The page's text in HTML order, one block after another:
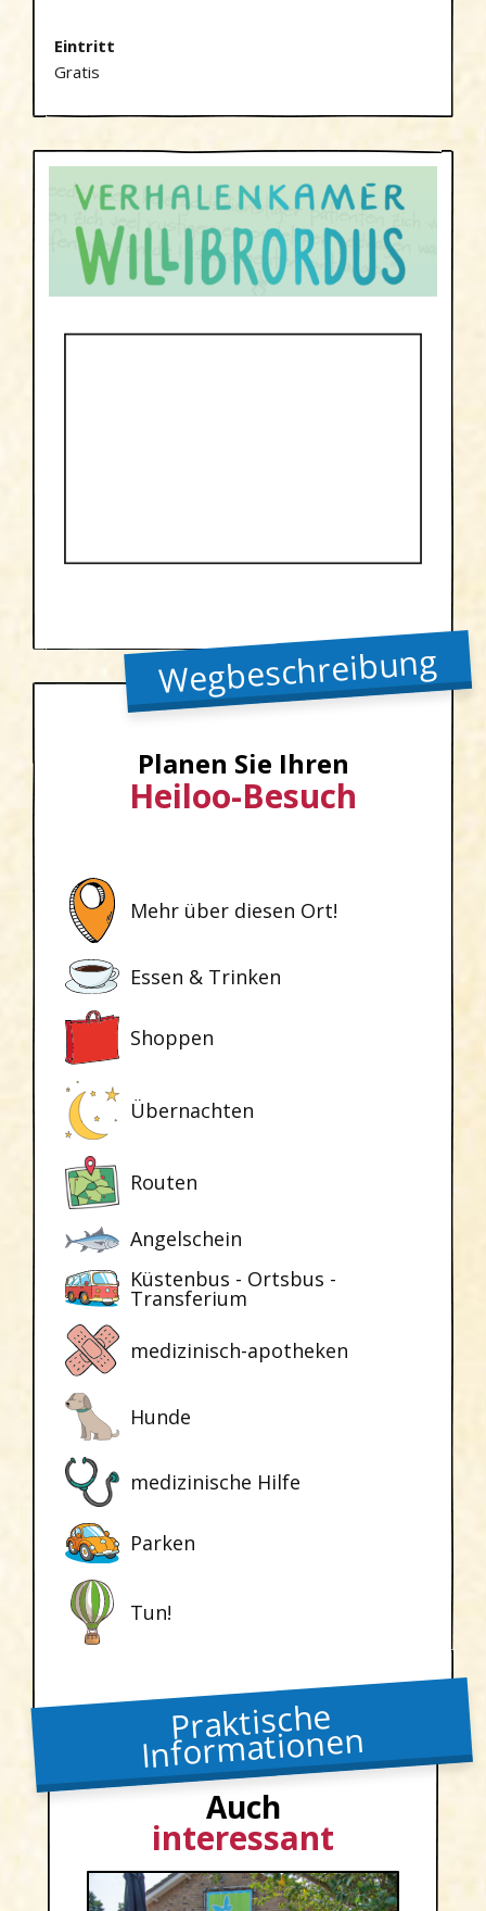
Auch
interessant
Eintritt
Gratis
Wegbeschreibung
Planen Sie Ihren
Heiloo-Besuch
Mehr über diesen Ort!
Essen & Trinken
Shoppen
Übernachten
Routen
Angelschein
Küstenbus - Ortsbus -
Transferium
medizinisch-apotheken
Hunde
medizinische Hilfe
Parken
Tun!
Praktische
Informationen